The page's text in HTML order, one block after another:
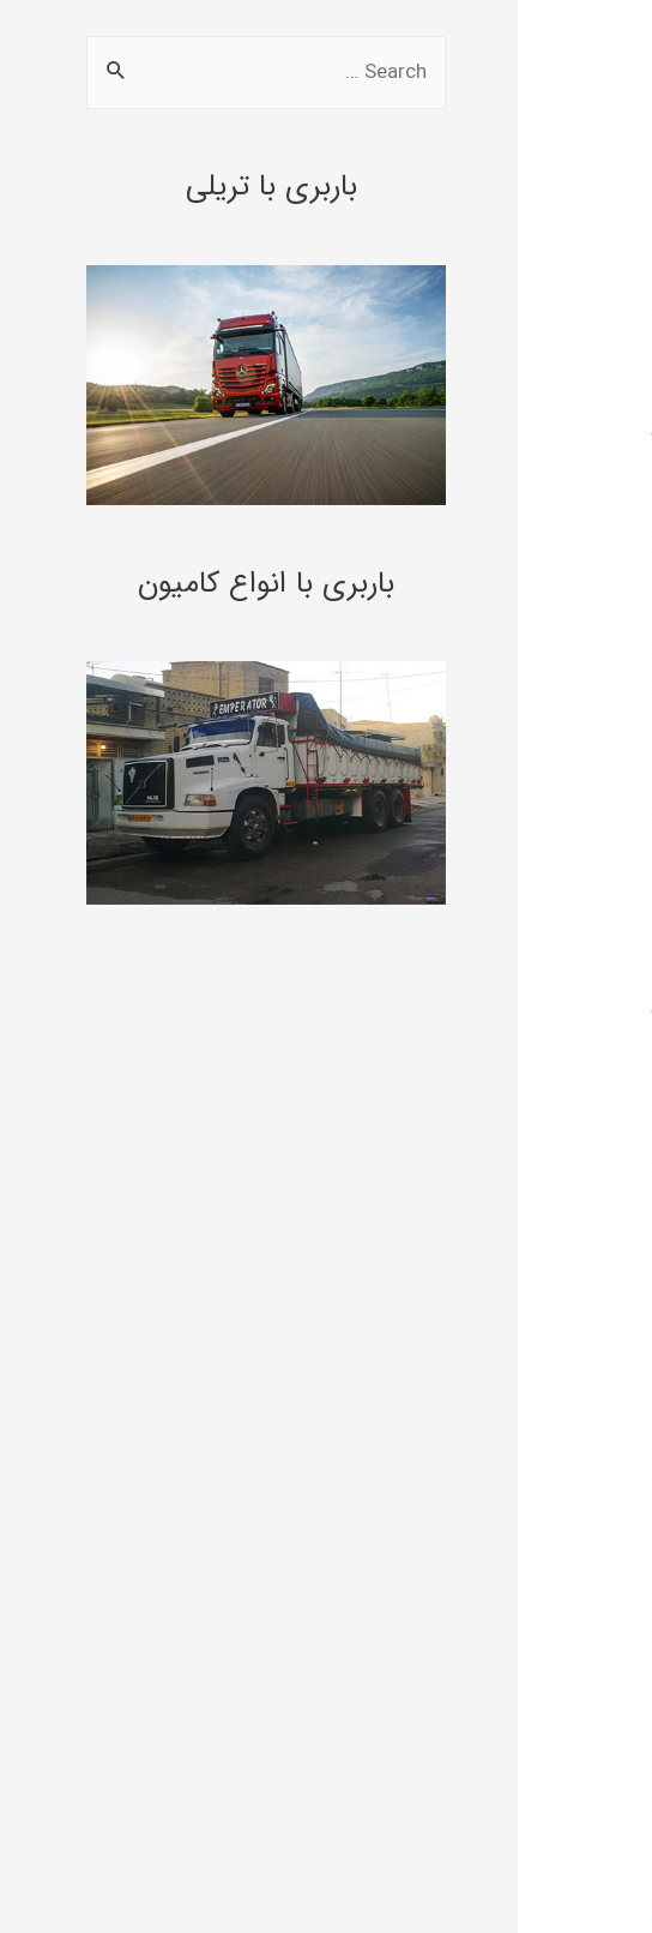
باربری با تریلی
باربری با انواع کامیون